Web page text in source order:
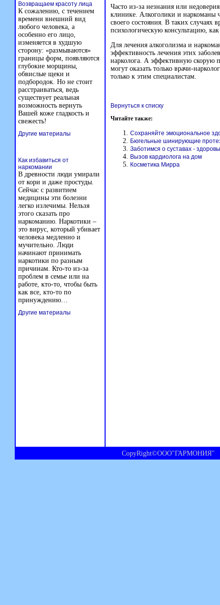
Часто из-за незнания или
клинике. Алкоголики и наркоманы
своего состояния. В таких случаях
психологическую консультацию,
Для лечения алкоголизма и
эффективность лечения этих
нарколога. А эффективную
могут оказать только врачи-
только к этим специалистам.
Вернуться к списку
Читайте также:
Сохраняйте эмоциональное
Бюгельные шинирующие
Заботимся о суставах -
Вызов кардиолога на дом
Косметика Мирра
Возвращаем красоту лица
К сожалению, с течением
времени внешний вид
любого человека, а
особенно его лицо,
изменяется в худшую
сторону: «размываются»
границы форм, появляются
глубокие морщины,
обвислые щеки и
подбородок. Но не стоит
расстраиваться, ведь
существует реальная
возможность вернуть
Вашей коже гладкость и
свежесть!
Другие материалы
Как избавиться от
наркомании
В древности люди умирали
от кори и даже простуды.
Сейчас с развитием
медицины эти болезни
легко излечимы. Нельзя
этого сказать про
наркоманию. Наркотики –
это вирус, который убивает
человека медленно и
мучительно. Люди
начинают принимать
наркотики по разным
причинам. Кто-то из-за
проблем в семье или на
работе, кто-то, чтобы быть
как все, кто-то по
принуждению…
Другие материалы